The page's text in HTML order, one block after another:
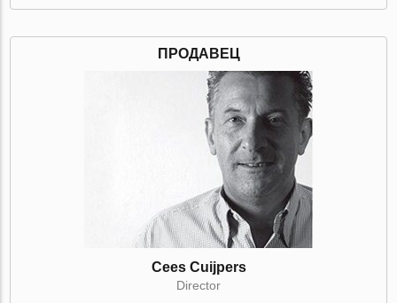
ПРОДАВЕЦ
Cees Cuijpers
Director